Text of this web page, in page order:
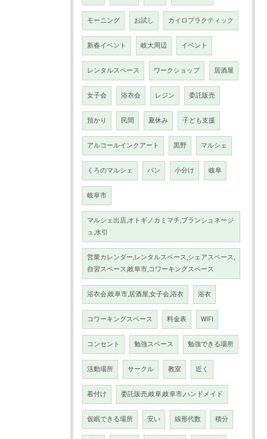
モーニング お試し カイロプラクティック
新春イベント 岐大周辺 イベント
レンタルスペース ワークショップ 居酒屋
女子会 浴衣会 レジン 委託販売
預かり 民間 夏休み 子ども支援
アルコールインクアート 黒野 マルシェ
くろのマルシェ パン 小分け 岐阜
岐阜市
マルシェ出店,オトギノカミマチ,ブランシュネージ
ュ,水引
営業カレンダー,レンタルスペース,シェアスペース,
自習スペース,岐阜市,コワーキングスペース
浴衣会,岐阜市,居酒屋,女子会,浴衣 浴衣
コワーキングスペース 料金表 WIFI
コンセント 勉強スペース 勉強できる場所
活動場所 サークル 教室 近く
着付け 委託販売,岐阜,岐阜市,ハンドメイド
仮眠できる場所 安い 線形代数 積分